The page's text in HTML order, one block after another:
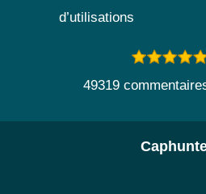
d’utilisations
49319